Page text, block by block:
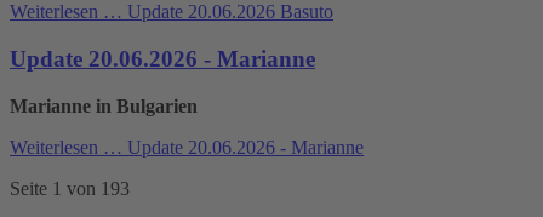
Weiterlesen … Update 20.06.2026 Basuto
Update 20.06.2026 - Marianne
Marianne in Bulgarien
Weiterlesen … Update 20.06.2026 - Marianne
Seite 1 von 193